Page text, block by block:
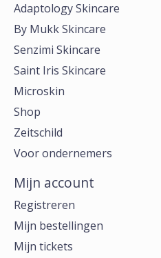
Adaptology Skincare
By Mukk Skincare
Senzimi Skincare
Saint Iris Skincare
Microskin
Shop
Zeitschild
Voor ondernemers
Mijn account
Registreren
Mijn bestellingen
Mijn tickets